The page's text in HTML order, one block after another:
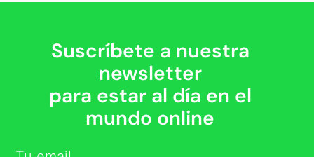
Suscríbete a nuestra
newsletter
para estar al día en el
mundo online